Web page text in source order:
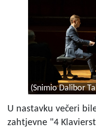
(Snimio Dalibor
U nastavku večeri
zahtjevne "4